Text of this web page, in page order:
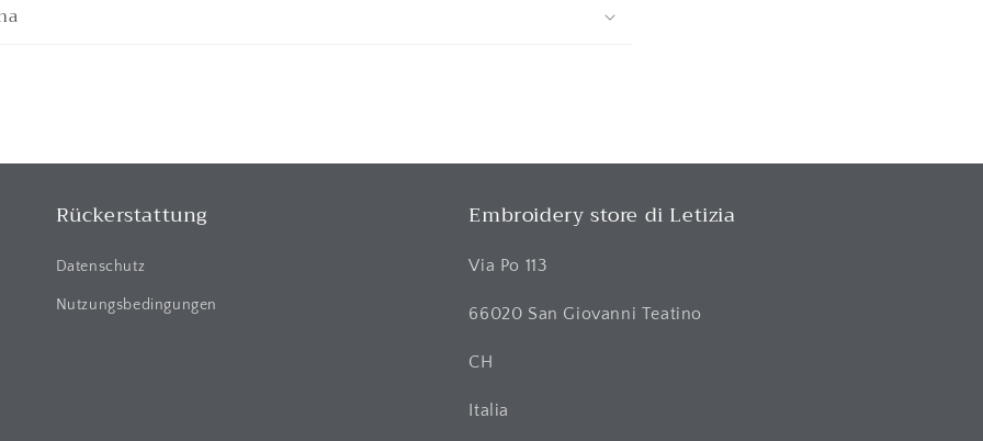
Rückerstattung
Datenschutz
Nutzungsbedingungen
Embroidery store di Letizia
Via Po 113
66020 San Giovanni Teatino
CH
Italia